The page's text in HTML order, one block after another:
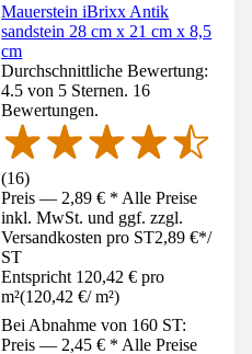
Mauerstein iBrixx Antik
sandstein 28 cm x 21 cm x 8,5
cm
Durchschnittliche Bewertung:
4.5 von 5 Sternen. 16
Bewertungen.
(16)
Preis — 2,89 € * Alle Preise
inkl. MwSt. und ggf. zzgl.
Versandkosten pro ST2,89 €*/
ST
Entspricht 120,42 € pro
m²(120,42 €/ m²)
Bei Abnahme von 160 ST:
Preis — 2,45 € * Alle Preise